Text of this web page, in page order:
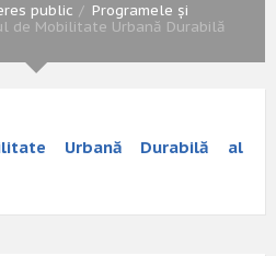
public
Programele și
de Mobilitate Urbană Durabilă
Urbană Durabilă al